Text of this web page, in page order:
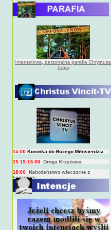
Internetowa, personalna parafia Chrystusa
Króla
BIEŻĄCY PROGRAM TRANSMISJI
BEZPOŚREDNICH(na żywo)
Msza święta
Koronka do Bożego Miłosierdzia
15:15-16:00 Droga Krzyżowa
18:00 Nabożeństwo wieczorne z
kazaniem
10:00
Niedzielna Msza święta w miarę
możliwości ks. Piotra